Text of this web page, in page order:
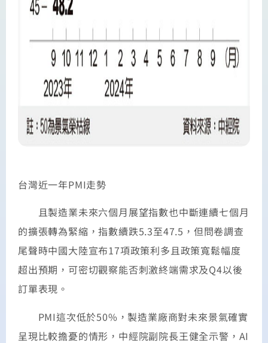
台灣近一年PMI走勢
且製造業未來六個月展望指數也中斷連續七個月
的擴張轉為緊縮，指數續跌5.3至47.5，但問卷調查
尾聲時中國大陸宣布17項政策利多且政策寬鬆幅度
超出預期，可密切觀察能否刺激終端需求及Q4以後
訂單表現。
PMI這次低於50%，製造業廠商對未來景氣確實
呈現比較擔憂的情形，中經院副院長王健全示警，AI